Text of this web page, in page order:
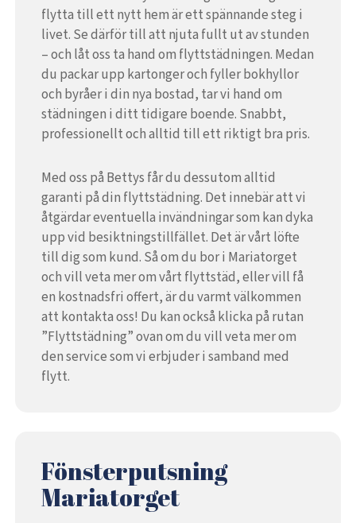
flytta till ett nytt hem är ett spännande steg i
livet. Se därför till att njuta fullt ut av stunden
– och låt oss ta hand om flyttstädningen. Medan
du packar upp kartonger och fyller bokhyllor
och byråer i din nya bostad, tar vi hand om
städningen i ditt tidigare boende. Snabbt,
professionellt och alltid till ett riktigt bra pris.
Med oss på Bettys får du dessutom alltid
garanti på din flyttstädning. Det innebär att vi
åtgärdar eventuella invändningar som kan dyka
upp vid besiktningstillfället. Det är vårt löfte
till dig som kund. Så om du bor i Mariatorget
och vill veta mer om vårt flyttstäd, eller vill få
en kostnadsfri offert, är du varmt välkommen
att kontakta oss! Du kan också klicka på rutan
”Flyttstädning” ovan om du vill veta mer om
den service som vi erbjuder i samband med
flytt.
Fönsterputsning
Mariatorget